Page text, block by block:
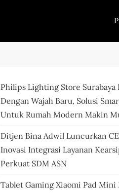
Philips Lighting Store Surabaya
Dengan Wajah Baru, Solusi
Untuk Rumah Modern Makin
Ditjen Bina Adwil Luncurkan
Inovasi Integrasi Layanan
Perkuat SDM ASN
Tablet Gaming Xiaomi Pad Mini